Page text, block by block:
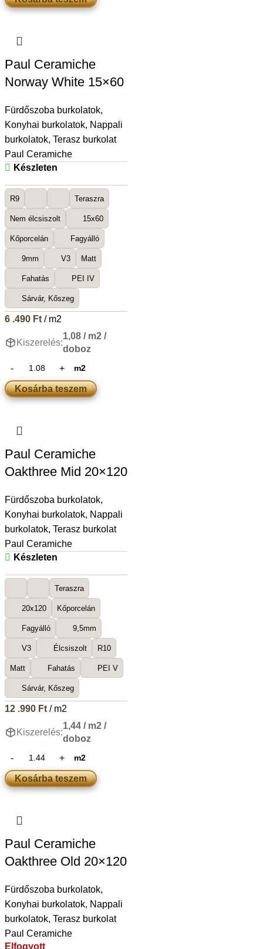
Paul Ceramiche
Norway White 15×60
Fürdőszoba burkolatok,
Konyhai burkolatok, Nappali
burkolatok, Terasz burkolat
Paul Ceramiche
Készleten
R9 Teraszra
Nem élcsiszolt 15x60
Kőporcelán Fagyálló
9mm V3 Matt
Fahatás PEI IV
Sárvár, Kőszeg
6 .490 Ft/ m2
Kiszerelés:
1,08 / m2 /
doboz
m2
Kosárba teszem
Paul Ceramiche
Oakthree Mid 20×120
Fürdőszoba burkolatok,
Konyhai burkolatok, Nappali
burkolatok, Terasz burkolat
Paul Ceramiche
Készleten
Teraszra
20x120 Kőporcelán
Fagyálló 9,5mm
V3 Élcsiszolt R10
Matt Fahatás PEI V
Sárvár, Kőszeg
12 .990 Ft/ m2
Kiszerelés:
1,44 / m2 /
doboz
m2
Kosárba teszem
Paul Ceramiche
Oakthree Old 20×120
Fürdőszoba burkolatok,
Konyhai burkolatok, Nappali
burkolatok, Terasz burkolat
Paul Ceramiche
Elfogyott